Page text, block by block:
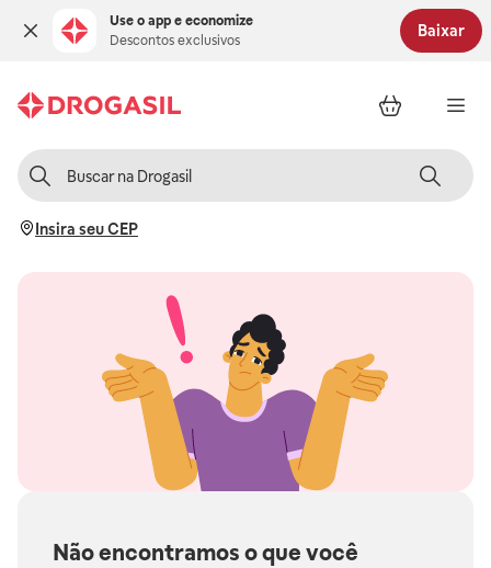
Use o app e economize
Descontos exclusivos
Baixar
Insira seu CEP
Não encontramos o que você